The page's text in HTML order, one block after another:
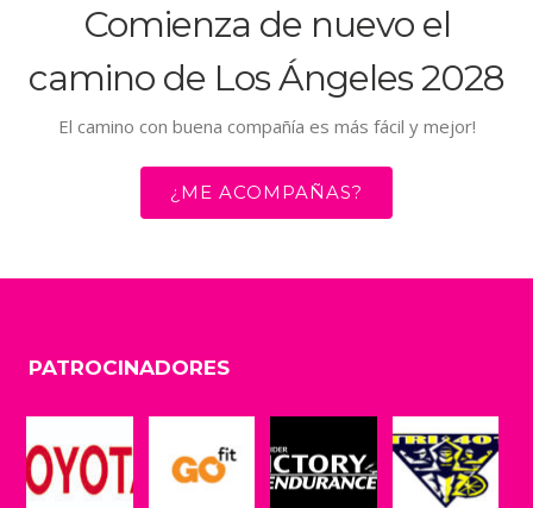
Comienza de nuevo el
camino de Los Ángeles 2028
El camino con buena compañía es más fácil y mejor!
¿ME ACOMPAÑAS?
PATROCINADORES